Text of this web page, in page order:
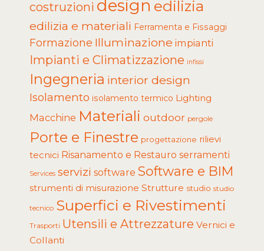
costruzioni design edilizia
edilizia e materiali Ferramenta e Fissaggi
Formazione Illuminazione impianti
Impianti e Climatizzazione infissi
Ingegneria interior design
Isolamento isolamento termico Lighting
Macchine Materiali outdoor pergole
Porte e Finestre progettazione rilievi
tecnici Risanamento e Restauro serramenti
Services servizi software Software e BIM
strumenti di misurazione Strutture studio studio
tecnico Superfici e Rivestimenti
Trasporti Utensili e Attrezzature Vernici e
Collanti